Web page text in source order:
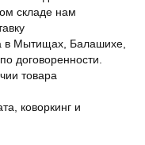
складе нам
в Мытищах, Балашихе,
договоренности.
товара
коворкинг и